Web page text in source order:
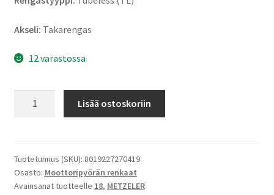
Akseli: Takarengas
12 varastossa
Ultra
240/40
VR
Lisää ostoskoriin
Tuotetunnus (SKU): 8019227270419
Osasto: Moottoripyörän renkaat
Avainsanat tuotteelle 18, METZELER